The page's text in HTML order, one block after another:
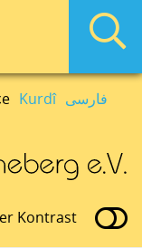
Kurdî فارسی
Kontrast